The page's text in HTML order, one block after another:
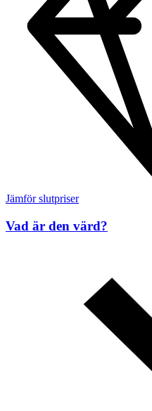
Jämför slutpriser
Vad är den värd?